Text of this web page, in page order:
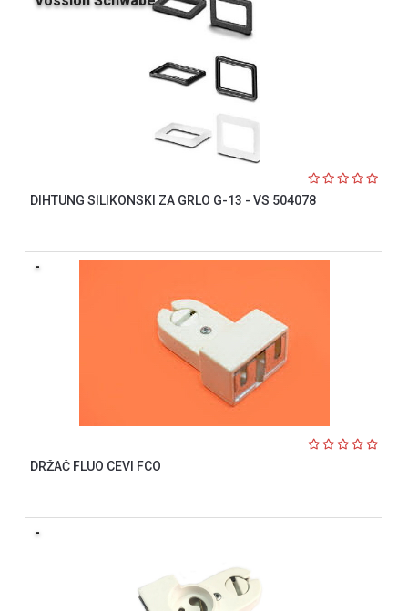
osvetljenja
DIHTUNG SILIKONSKI ZA GRLO G-13 - VS 504078
-
DRŽAČ FLUO CEVI FCO
-